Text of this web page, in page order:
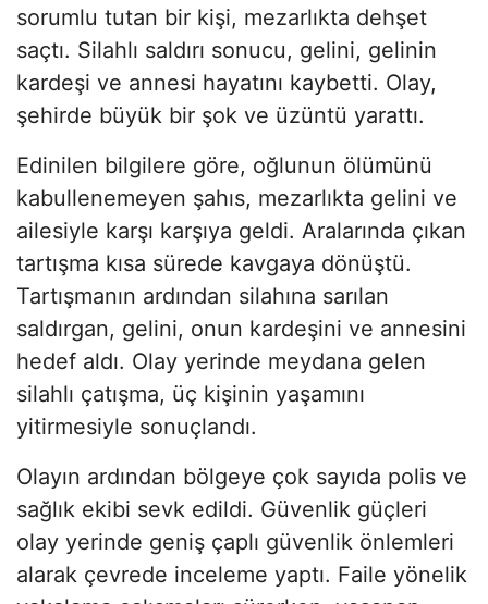
sorumlu tutan bir kişi, mezarlıkta dehşet
saçtı. Silahlı saldırı sonucu, gelini, gelinin
kardeşi ve annesi hayatını kaybetti. Olay,
şehirde büyük bir şok ve üzüntü yarattı.
Edinilen bilgilere göre, oğlunun ölümünü
kabullenemeyen şahıs, mezarlıkta gelini ve
ailesiyle karşı karşıya geldi. Aralarında çıkan
tartışma kısa sürede kavgaya dönüştü.
Tartışmanın ardından silahına sarılan
saldırgan, gelini, onun kardeşini ve annesini
hedef aldı. Olay yerinde meydana gelen
silahlı çatışma, üç kişinin yaşamını
yitirmesiyle sonuçlandı.
Olayın ardından bölgeye çok sayıda polis ve
sağlık ekibi sevk edildi. Güvenlik güçleri
olay yerinde geniş çaplı güvenlik önlemleri
alarak çevrede inceleme yaptı. Faile yönelik